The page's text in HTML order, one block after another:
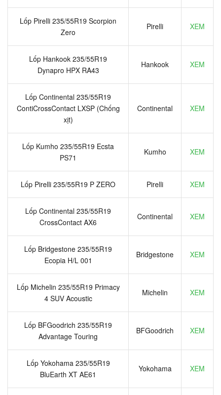
Lốp Pirelli 235/55R19 Scorpion
Zero
Pirelli XEM
Lốp Hankook 235/55R19
Dynapro HPX RA43
Hankook XEM
Lốp Continental 235/55R19
ContiCrossContact LXSP (Chống
xịt)
Continental XEM
Lốp Kumho 235/55R19 Ecsta
PS71
Kumho XEM
Lốp Pirelli 235/55R19 P ZERO Pirelli XEM
Lốp Continental 235/55R19
CrossContact AX6
Continental XEM
Lốp Bridgestone 235/55R19
Ecopia H/L 001
Bridgestone XEM
Lốp Michelin 235/55R19 Primacy
4 SUV Acoustic
Michelin XEM
Lốp BFGoodrich 235/55R19
Advantage Touring
BFGoodrich XEM
Lốp Yokohama 235/55R19
BluEarth XT AE61
Yokohama XEM